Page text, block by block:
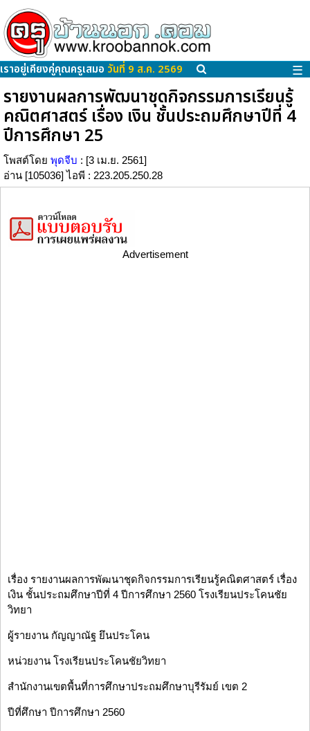
เราอยู่เคียงคู่คุณครูเสมอ วันที่ 9 ส.ค. 2569 ☰
รายงานผลการพัฒนาชุดกิจกรรมการเรียนรู้
คณิตศาสตร์ เรื่อง เงิน ชั้นประถมศึกษาปีที่ 4
ปีการศึกษา 25
โพสต์โดย พุดจีบ : [3 เม.ย. 2561]
อ่าน [105036] ไอพี : 223.205.250.28
Advertisement
เรื่อง รายงานผลการพัฒนาชุดกิจกรรมการเรียนรู้คณิตศาสตร์ เรื่อง
เงิน ชั้นประถมศึกษาปีที่ 4 ปีการศึกษา 2560 โรงเรียนประโคนชัย
วิทยา
ผู้รายงาน กัญญาณัฐ ยึนประโคน
หน่วยงาน โรงเรียนประโคนชัยวิทยา
สำนักงานเขตพื้นที่การศึกษาประถมศึกษาบุรีรัมย์ เขต 2
ปีที่ศึกษา ปีการศึกษา 2560